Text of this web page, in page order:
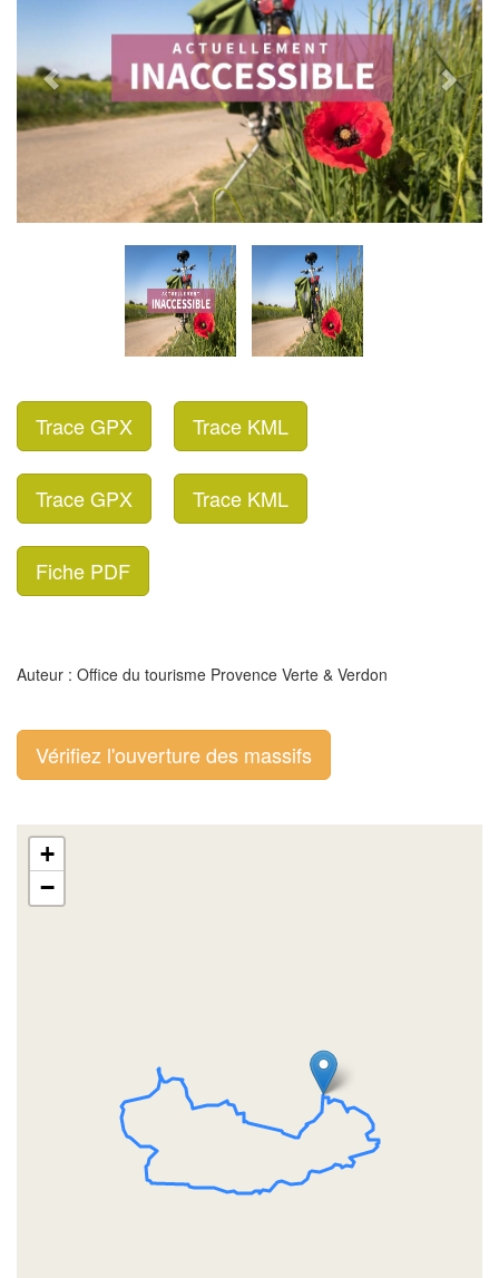
Trace GPX Trace KML
Trace GPX Trace KML
Fiche PDF
Auteur : Office du tourisme Provence Verte & Verdon
Vérifiez l'ouverture des massifs
+
−